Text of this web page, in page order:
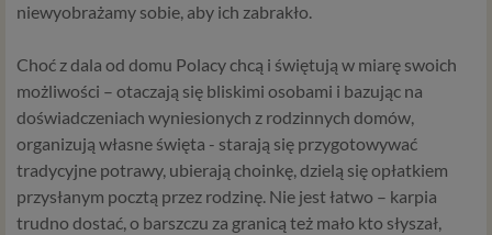
niewyobrażamy sobie, aby ich zabrakło.
Choć z dala od domu Polacy chcą i świętują w miarę swoich
możliwości – otaczają się bliskimi osobami i bazując na
doświadczeniach wyniesionych z rodzinnych domów,
organizują własne święta - starają się przygotowywać
tradycyjne potrawy, ubierają choinkę, dzielą się opłatkiem
przysłanym pocztą przez rodzinę. Nie jest łatwo – karpia
trudno dostać, o barszczu za granicą też mało kto słyszał,